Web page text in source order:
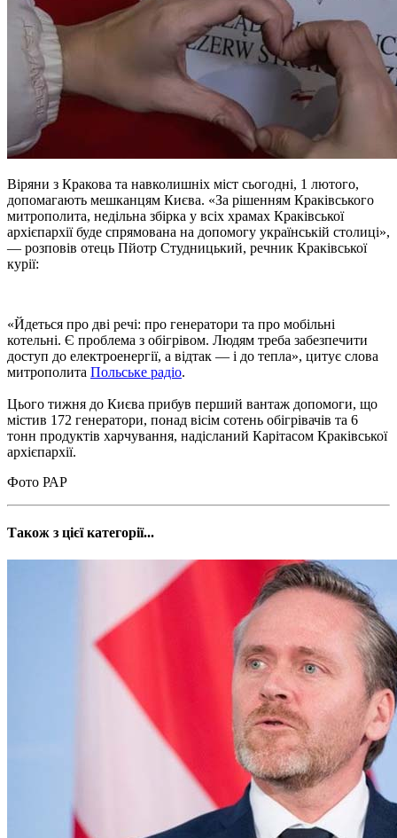
Віряни з Кракова та навколишніх міст сьогодні, 1 лютого,
допомагають мешканцям Києва. «За рішенням Краківського
митрополита, недільна збірка у всіх храмах Краківської
архієпархії буде спрямована на допомогу українській столиці»,
— розповів отець Пйотр Студницький, речник Краківської
курії:
«Йдеться про дві речі: про генератори та про мобільні
котельні. Є проблема з обігрівом. Людям треба забезпечити
доступ до електроенергії, а відтак — і до тепла», цитує слова
митрополита Польське радіо.
Цього тижня до Києва прибув перший вантаж допомоги, що
містив 172 генератори, понад вісім сотень обігрівачів та 6
тонн продуктів харчування, надісланий Карітасом Краківської
архієпархії.
Фото РАР
Також з цієї категорії...